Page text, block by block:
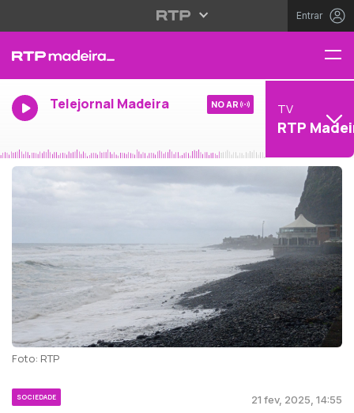
Entrar
Telejornal Madeira NO AR TV
RTP
Foto: RTP
SOCIEDADE 21 fev, 2025, 14:55